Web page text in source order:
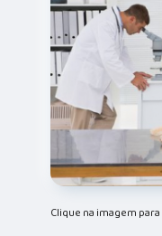
Clique na imagem